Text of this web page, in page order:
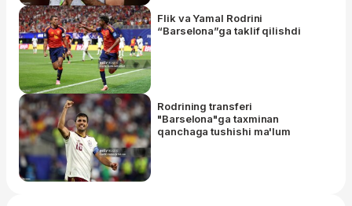
Flik va Yamal Rodrini
“Barselona”ga taklif qilishdi
Rodrining transferi
"Barselona"ga taxminan
qanchaga tushishi ma'lum